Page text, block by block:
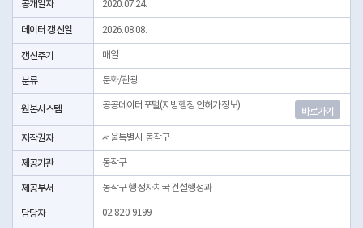
공개일자 2020.07.24.
데이터 갱신일 2026.08.08.
갱신주기 매일
분류 문화/관광
원본시스템 공공데이터포털(지방행정 인허가정보)
바로가기
저작권자 서울특별시 동작구
제공기관 동작구
제공부서 동작구 행정자치국 건설행정과
담당자 02-820-9199